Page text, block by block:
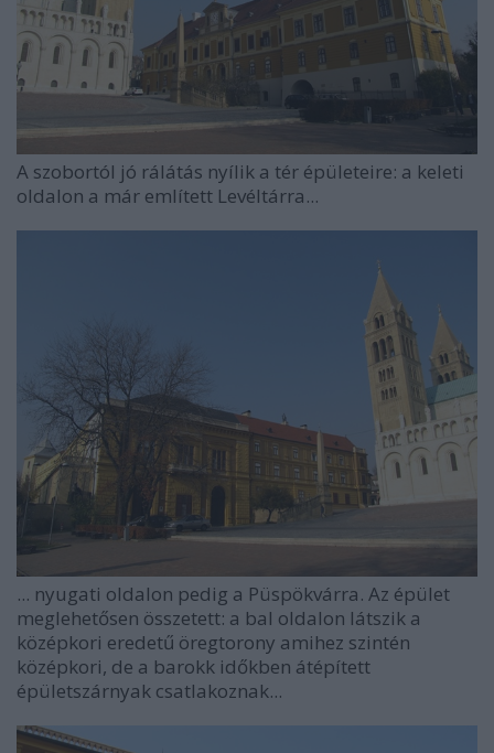
A szobortól jó rálátás nyílik a tér épületeire: a keleti
oldalon a már említett Levéltárra...
... nyugati oldalon pedig a Püspökvárra. Az épület
meglehetősen összetett: a bal oldalon látszik a
középkori eredetű öregtorony amihez szintén
középkori, de a barokk időkben átépített
épületszárnyak csatlakoznak...